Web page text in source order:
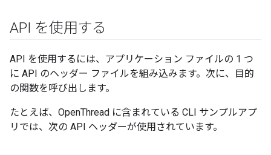
API を使用する
API を使用するには、アプリケーション ファイルの 1 つ
に API のヘッダー ファイルを組み込みます。次に、目的
の関数を呼び出します。
たとえば、OpenThread に含まれている CLI サンプルアプ
リでは、次の API ヘッダーが使用されています。